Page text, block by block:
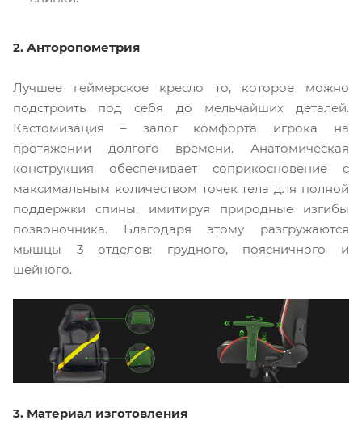
2. Анторопометрия
Лучшее геймерское кресло то, которое можно
подстроить под себя до мельчайших деталей.
Кастомизация – залог комфорта игрока на
протяжении долгого времени. Анатомическая
конструкция обеспечивает соприкосновение с
максимальным количеством точек тела для полной
поддержки спины, имитируя природные изгибы
позвоночника. Благодаря этому разгружаются
мышцы 3 отделов: грудного, поясничного и
шейного.
3. Материал изготовления